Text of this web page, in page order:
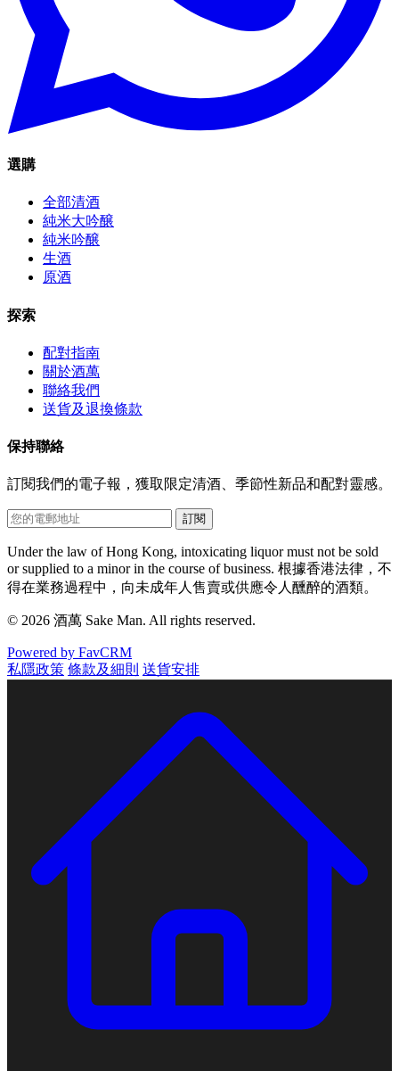
選購
全部清酒
純米大吟醸
純米吟醸
生酒
原酒
探索
配對指南
關於酒萬
聯絡我們
送貨及退換條款
保持聯絡
訂閱我們的電子報，獲取限定清酒、季節性新品和配對靈感。
訂閱
Under the law of Hong Kong, intoxicating liquor must not be sold
or supplied to a minor in the course of business. 根據香港法律，不
得在業務過程中，向未成年人售賣或供應令人醺醉的酒類。
© 2026 酒萬 Sake Man. All rights reserved.
Powered by FavCRM
私隱政策 條款及細則 送貨安排